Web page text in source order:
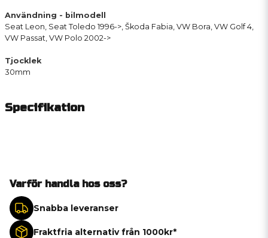
Användning - bilmodell
Seat Leon, Seat Toledo 1996->, Škoda Fabia, VW Bora, VW Golf 4,
VW Passat, VW Polo 2002->
Tjocklek
30mm
Specifikation
Varför handla hos oss?
Snabba leveranser
Fraktfria alternativ från 1000kr*